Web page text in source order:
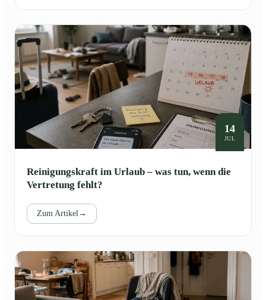
14
JUL
Reinigungskraft im Urlaub – was tun, wenn die
Vertretung fehlt?
Zum Artikel→